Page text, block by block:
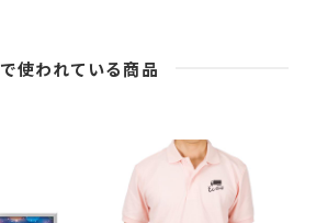
で使われている商品